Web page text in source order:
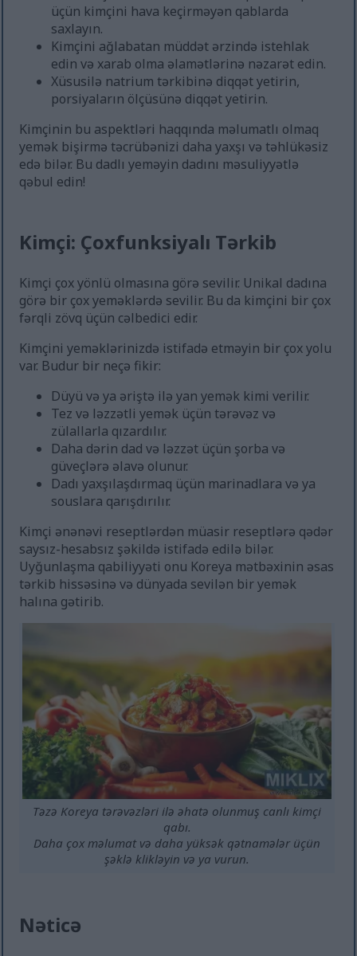
üçün kimçini hava keçirməyən qablarda
saxlayın.
Kimçini ağlabatan müddət ərzində istehlak
edin və xarab olma əlamətlərinə nəzarət edin.
Xüsusilə natrium tərkibinə diqqət yetirin,
porsiyaların ölçüsünə diqqət yetirin.
Kimçinin bu aspektləri haqqında məlumatlı olmaq
yemək bişirmə təcrübənizi daha yaxşı və təhlükəsiz
edə bilər. Bu dadlı yeməyin dadını məsuliyyətlə
qəbul edin!
Kimçi: Çoxfunksiyalı Tərkib
Kimçi çox yönlü olmasına görə sevilir. Unikal dadına
görə bir çox yeməklərdə sevilir. Bu da kimçini bir çox
fərqli zövq üçün cəlbedici edir.
Kimçini yeməklərinizdə istifadə etməyin bir çox yolu
var. Budur bir neçə fikir:
Düyü və ya əriştə ilə yan yemək kimi verilir.
Tez və ləzzətli yemək üçün tərəvəz və
zülallarla qızardılır.
Daha dərin dad və ləzzət üçün şorba və
güveçlərə əlavə olunur.
Dadı yaxşılaşdırmaq üçün marinadlara və ya
souslara qarışdırılır.
Kimçi ənənəvi reseptlərdən müasir reseptlərə qədər
saysız-hesabsız şəkildə istifadə edilə bilər.
Uyğunlaşma qabiliyyəti onu Koreya mətbəxinin əsas
tərkib hissəsinə və dünyada sevilən bir yemək
halına gətirib.
Təzə Koreya tərəvəzləri ilə əhatə olunmuş canlı kimçi
qabı.
Daha çox məlumat və daha yüksək qətnamələr üçün
şəklə klikləyin və ya vurun.
Nəticə